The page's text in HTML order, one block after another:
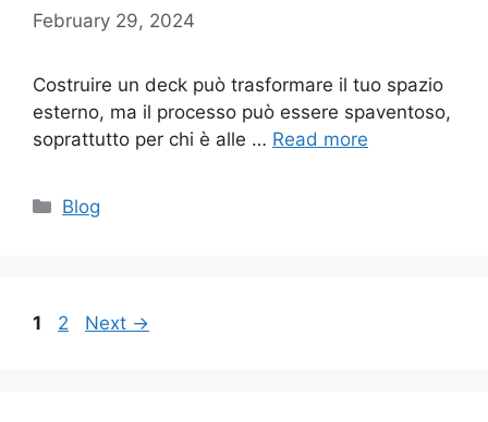
February 29, 2024
Costruire un deck può trasformare il tuo spazio
esterno, ma il processo può essere spaventoso,
soprattutto per chi è alle … Read more
Categories
Blog
Page
1 Page
2 Next →